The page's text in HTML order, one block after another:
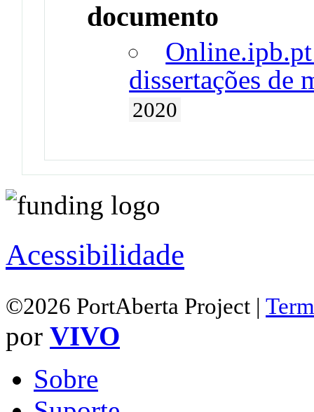
documento
dissertações de
2020
Acessibilidade
©2026 PortAberta Project |
por VIVO
Sobre